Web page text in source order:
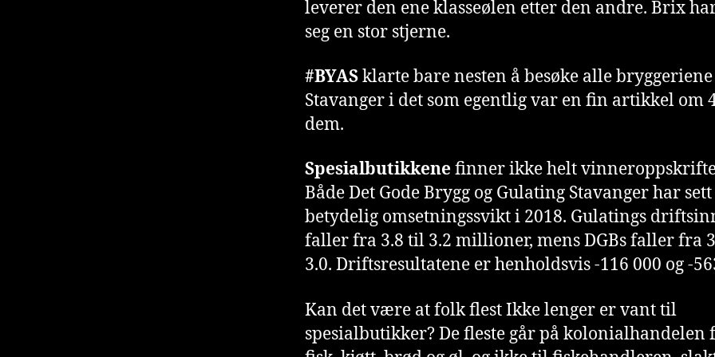
leverer den ene klasseølen etter den andre. Brix
seg en stor stjerne.
#BYASklarte bare nesten å besøke alle
Stavanger i det som egentlig var en fin artikkel om
dem.
Spesialbutikkenefinner ikke helt
Både Det Gode Brygg og Gulating Stavanger har
betydelig omsetningssvikt i 2018. Gulatings
faller fra 3.8 til 3.2 millioner, mens DGBs faller fra
3.0. Driftsresultatene er henholdsvis -116 000 og -
Kan det være at folk flest Ikke lenger er vant til
spesialbutikker? De fleste går på kolonialhandelen